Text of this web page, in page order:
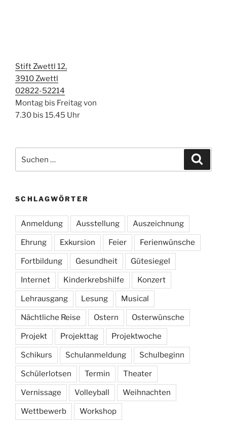
Stift Zwettl 12,
3910 Zwettl
02822-52214
Montag bis Freitag von
7.30 bis 15.45 Uhr
nach:
SCHLAGWÖRTER
Anmeldung Ausstellung Auszeichnung
Ehrung Exkursion Feier Ferienwünsche
Fortbildung Gesundheit Gütesiegel
Internet Kinderkrebshilfe Konzert
Lehrausgang Lesung Musical
Nächtliche Reise Ostern Osterwünsche
Projekt Projekttag Projektwoche
Schikurs Schulanmeldung Schulbeginn
Schülerlotsen Termin Theater
Vernissage Volleyball Weihnachten
Wettbewerb Workshop